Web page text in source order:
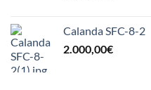
Calanda SFC-8-2
2.000,00€